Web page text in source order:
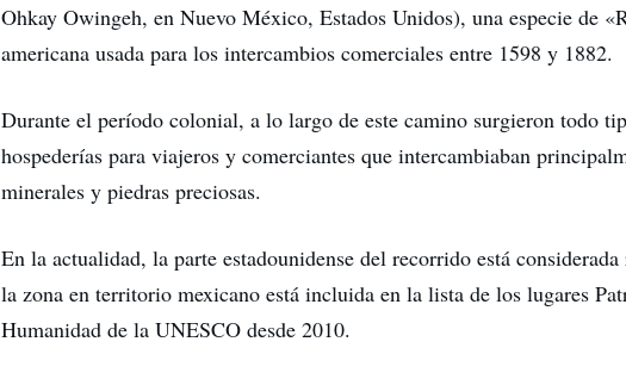
Ohkay Owingeh, en Nuevo México, Estados Unidos), una especie de
americana usada para los intercambios comerciales entre 1598 y 1882.
Durante el período colonial, a lo largo de este camino surgieron todo
hospederías para viajeros y comerciantes que intercambiaban
minerales y piedras preciosas.
En la actualidad, la parte estadounidense del recorrido está
la zona en territorio mexicano está incluida en la lista de los lugares
Humanidad de la UNESCO desde 2010.